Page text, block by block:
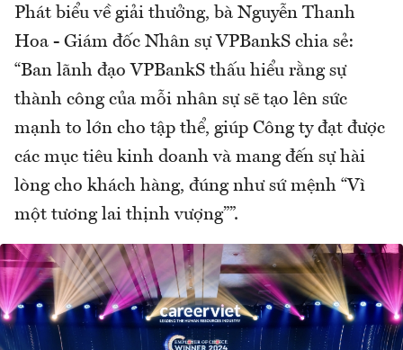
Phát biểu về giải thưởng, bà Nguyễn Thanh
Hoa - Giám đốc Nhân sự VPBankS chia sẻ:
“Ban lãnh đạo VPBankS thấu hiểu rằng sự
thành công của mỗi nhân sự sẽ tạo lên sức
mạnh to lớn cho tập thể, giúp Công ty đạt được
các mục tiêu kinh doanh và mang đến sự hài
lòng cho khách hàng, đúng như sứ mệnh “Vì
một tương lai thịnh vượng””.